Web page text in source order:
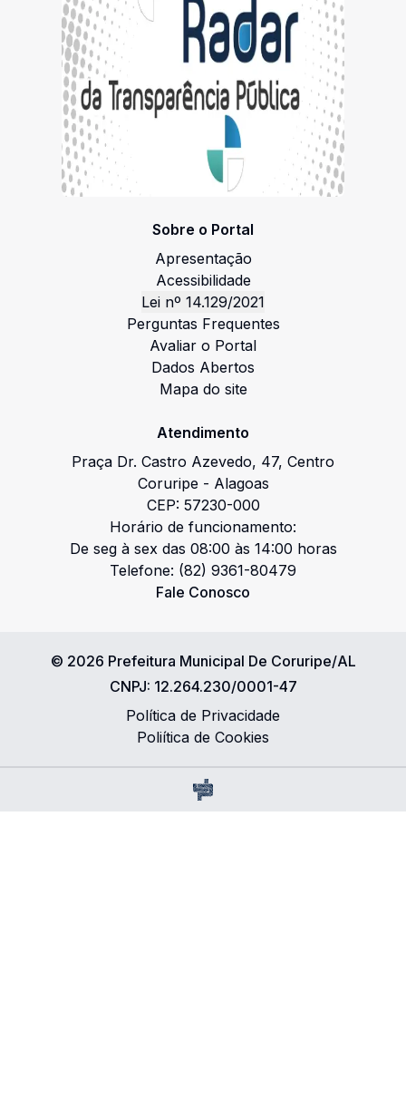
Sobre o Portal
Apresentação
Acessibilidade
Lei nº 14.129/2021
Perguntas Frequentes
Avaliar o Portal
Dados Abertos
Mapa do site
Atendimento
Praça Dr. Castro Azevedo, 47, Centro
Coruripe- Alagoas
CEP: 57230-000
Horário de funcionamento:
De seg à sex das 08:00 às 14:00 horas
Telefone: (82) 9361-80479
Fale Conosco
© 2026 Prefeitura Municipal De Coruripe/AL
CNPJ: 12.264.230/0001-47
Política de Privacidade
Poliítica de Cookies